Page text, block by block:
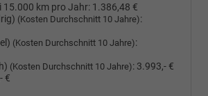
15.000 km pro Jahr: 1.386,48 €
(Kosten Durchschnitt 10 Jahre):
(Kosten Durchschnitt 10 Jahre):
(Kosten Durchschnitt 10 Jahre): 3.993,- €
€